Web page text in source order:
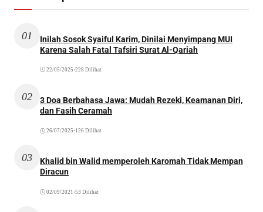
01
Inilah Sosok Syaiful Karim, Dinilai Menyimpang MUI
Karena Salah Fatal Tafsiri Surat Al-Qariah
22/05/2025 •228 Dilihat
02
3 Doa Berbahasa Jawa: Mudah Rezeki, Keamanan Diri,
dan Fasih Ceramah
26/07/2025 •126 Dilihat
03
Khalid bin Walid memperoleh Karomah Tidak Mempan
Diracun
02/09/2021 •53 Dilihat